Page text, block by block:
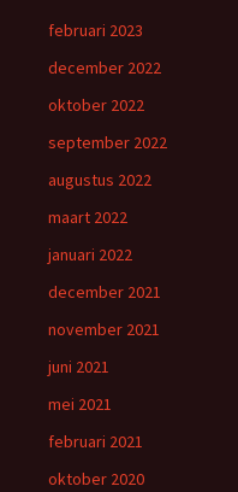
februari 2023
december 2022
oktober 2022
september 2022
augustus 2022
maart 2022
januari 2022
december 2021
november 2021
juni 2021
mei 2021
februari 2021
oktober 2020